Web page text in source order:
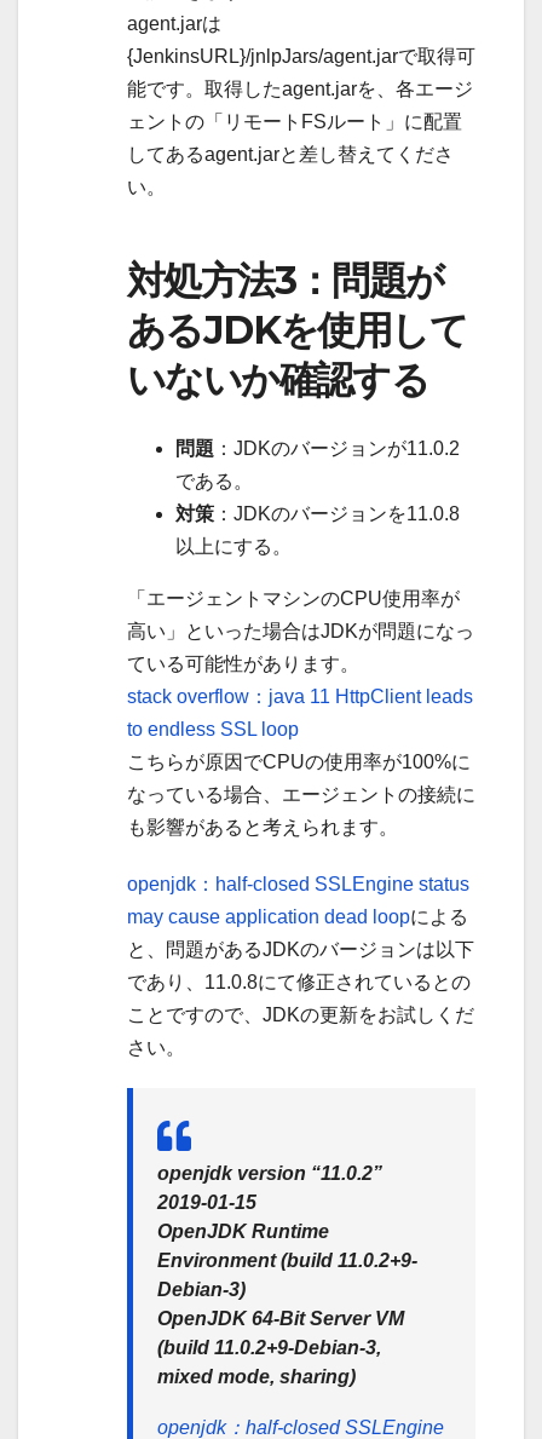
agent.jarは
{JenkinsURL}/jnlpJars/agent.jarで取得可
能です。取得したagent.jarを、各エージ
ェントの「リモートFSルート」に配置
してあるagent.jarと差し替えてくださ
い。
対処方法3：問題が
あるJDKを使用して
いないか確認する
問題 ：JDKのバージョンが11.0.2
である。
対策 ：JDKのバージョンを11.0.8
以上にする。
「エージェントマシンのCPU使用率が
高い」といった場合はJDKが問題になっ
ている可能性があります。
stack overflow：java 11 HttpClient leads
to endless SSL loop
こちらが原因でCPUの使用率が100%に
なっている場合、エージェントの接続に
も影響があると考えられます。
openjdk：half-closed SSLEngine status
may cause application dead loopによる
と、問題があるJDKのバージョンは以下
であり、11.0.8にて修正されているとの
ことですので、JDKの更新をお試しくだ
さい。
openjdk version “11.0.2”
2019-01-15
OpenJDK Runtime
Environment (build 11.0.2+9-
Debian-3)
OpenJDK 64-Bit Server VM
(build 11.0.2+9-Debian-3,
mixed mode, sharing)
openjdk：half-closed SSLEngine